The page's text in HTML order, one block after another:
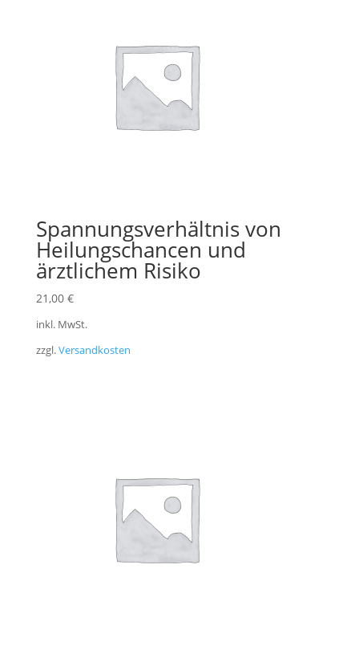
Spannungsverhältnis von
Heilungschancen und
ärztlichem Risiko
21,00 €
inkl. MwSt.
zzgl.Versandkosten